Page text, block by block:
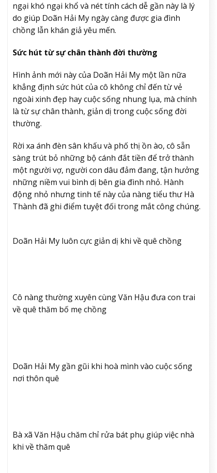
ngại khó ngại khổ và nét tính cách dễ gần này là lý
do giúp Doãn Hải My ngày càng được gia đình
chồng lẫn khán giả yêu mến.
Sức hút từ sự chân thành đời thường
Hình ảnh mới này của Doãn Hải My một lần nữa
khẳng định sức hút của cô không chỉ đến từ vẻ
ngoài xinh đẹp hay cuộc sống nhung lụa, mà chính
là từ sự chân thành, giản dị trong cuộc sống đời
thường.
Rời xa ánh đèn sân khấu và phố thị ồn ào, cô sẵn
sàng trút bỏ những bộ cánh đắt tiền để trở thành
một người vợ, người con dâu đảm đang, tận hưởng
những niềm vui bình dị bên gia đình nhỏ. Hành
động nhỏ nhưng tinh tế này của nàng tiểu thư Hà
Thành đã ghi điểm tuyệt đối trong mắt công chúng.
Doãn Hải My luôn cực giản dị khi về quê chồng
Cô nàng thường xuyên cùng Văn Hậu đưa con trai
về quê thăm bố mẹ chồng
Doãn Hải My gần gũi khi hoà mình vào cuộc sống
nơi thôn quê
Bà xã Văn Hậu chăm chỉ rửa bát phụ giúp việc nhà
khi về thăm quê